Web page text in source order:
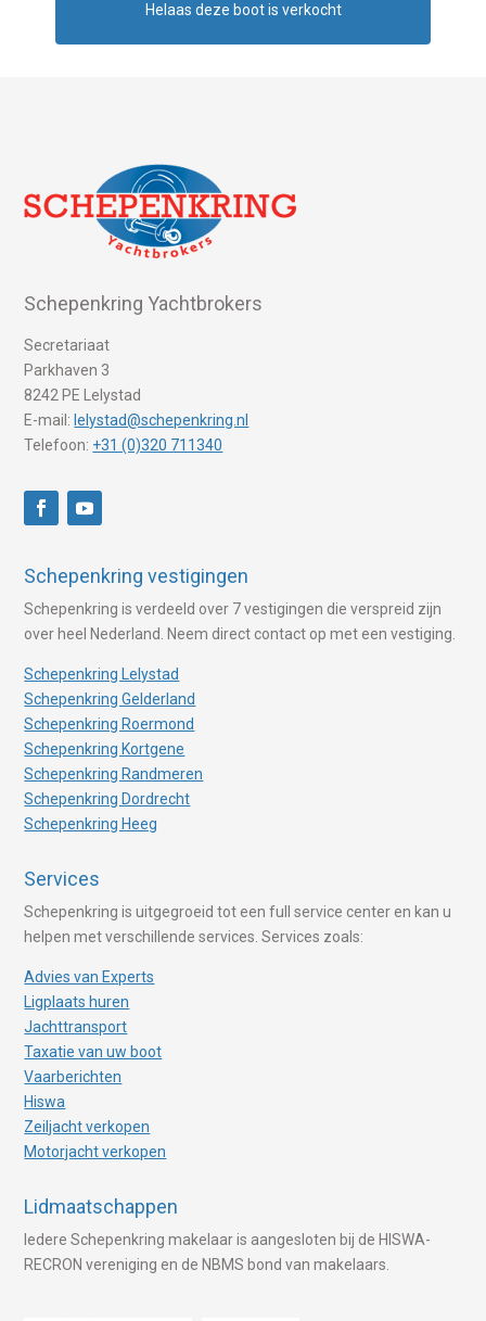
Helaas deze boot is verkocht
Schepenkring Yachtbrokers
Secretariaat
Parkhaven 3
8242 PE Lelystad
E-mail: lelystad@schepenkring.nl
Telefoon: +31 (0)320 711340
Schepenkring vestigingen
Schepenkring is verdeeld over 7 vestigingen die verspreid zijn
over heel Nederland. Neem direct contact op met een vestiging.
Schepenkring Lelystad
Schepenkring Gelderland
Schepenkring Roermond
Schepenkring Kortgene
Schepenkring Randmeren
Schepenkring Dordrecht
Schepenkring Heeg
Services
Schepenkring is uitgegroeid tot een full service center en kan u
helpen met verschillende services. Services zoals:
Advies van Experts
Ligplaats huren
Jachttransport
Taxatie van uw boot
Vaarberichten
Hiswa
Zeiljacht verkopen
Motorjacht verkopen
Lidmaatschappen
Iedere Schepenkring makelaar is aangesloten bij de HISWA-
RECRON vereniging en de NBMS bond van makelaars.